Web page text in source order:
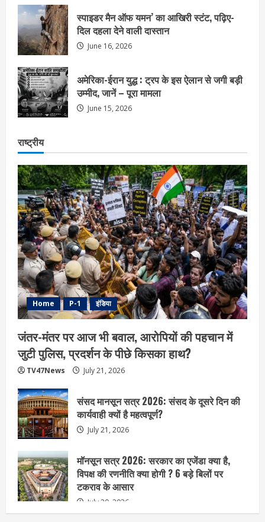
स्पाइडर मैन ऑफ यमन’ का आखिरी स्टंट, पढ़िए-
दिल दहला देने वाली दास्तान
June 16, 2026
अमेरिका-ईरान युद्ध : ट्रप के इस ऐलान से जगी बड़ी
उम्मीद, जानें – पूरा मामला
June 15, 2026
राष्ट्रीय
Home P-1 इंडिया
जंतर-मंतर पर आज भी बवाल, आरोपियों की पहचान में
जुटी पुलिस, प्रदर्शन के पीछे किसका हाथ?
TV47News July 21, 2026
संसद मानसून सत्र 2026: संसद के दूसरे दिन की
कार्यवाही क्यों है महत्वपूर्ण?
July 21, 2026
मॉनसून सत्र 2026: सरकार का एजेंडा क्या है,
विपक्ष की रणनीति क्या होगी ? 6 बड़े बिलों पर
टकराव के आसार
July 20, 2026